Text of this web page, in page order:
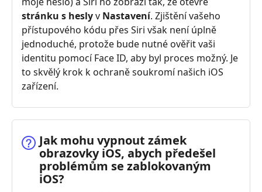
stránku s heslyv Nastavení. Zjištění vašeho
přístupového kódu přes Siri však není úplně
jednoduché, protože bude nutné ověřit vaši
identitu pomocí Face ID, aby byl proces možný. Je
to skvělý krok k ochraně soukromí našich iOS
zařízení.
Jak mohu vypnout zámek
obrazovky iOS, abych předešel
problémům se zablokovaným
iOS?